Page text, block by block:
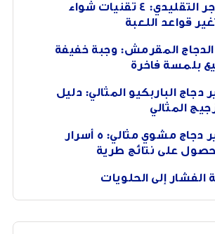
ما وراء البرجر التقليدي: 4 تقنيات شواء
قواعد اللعبة
المقرمش: وجبة خفيفة
بلمسة فاخرة
دجاج الباربكيو المثالي: دليل
المثالي
إتقان تحضير دجاج مشوي مثالي: 5 أسرار
على نتائج طرية
الفشار إلى الحلويات